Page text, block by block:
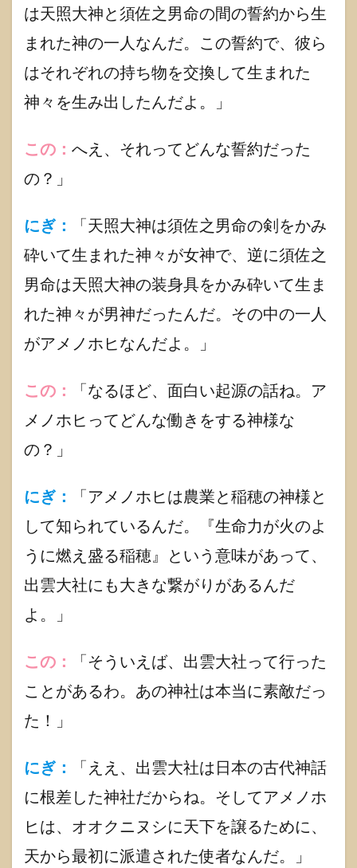
記
「天
之菩
命(ア
ホ
作品
岩戸隠
1.3.2
オオク
ニヌシ
の国造
1.4
記
「天
之菩
卑能
メノ
ヒ)」
関わ
り深
い神
さま
紹介
1.4.1
1.4.2
大国主
神(オオ
クニヌ
須佐之
男命(ス
サノオ)
【天
之菩
卑能
は天照大神と須佐之男命の間の誓約から生
まれた神の一人なんだ。この誓約で、彼ら
はそれぞれの持ち物を交換して生まれた
神々を生み出したんだよ。」
この： へえ、それってどんな誓約だった
の？」
にぎ：
「天照大神は須佐之男命の剣をかみ
砕いて生まれた神々が女神で、逆に須佐之
男命は天照大神の装身具をかみ砕いて生ま
れた神々が男神だったんだ。その中の一人
がアメノホヒなんだよ。」
この：
「なるほど、面白い起源の話ね。ア
メノホヒってどんな働きをする神様な
の？」
にぎ：
「アメノホヒは農業と稲穂の神様と
して知られているんだ。『生命力が火のよ
うに燃え盛る稲穂』という意味があって、
出雲大社にも大きな繋がりがあるんだ
よ。」
この：
「そういえば、出雲大社って行った
ことがあるわ。あの神社は本当に素敵だっ
た！」
にぎ：
「ええ、出雲大社は日本の古代神話
に根差した神社だからね。そしてアメノホ
ヒは、オオクニヌシに天下を譲るために、
天から最初に派遣された使者なんだ。」